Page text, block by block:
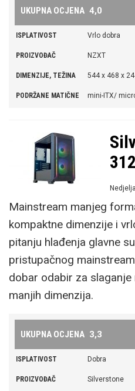
USTUPITELJ I CIJENA Corsair
MAX. VISINA
HLADNJAKA
170 mm
UKUPNA OCJENA 4,0
ISPLATIVOST Vrlo dobra
PROIZVOĐAČ NZXT
DIMENZIJE, TEŽINA 544 x 468 x
PODRŽANE MATIČNE mini-ITX/
kompletno metalna konstrukcija,
hlađenja, prostrana unutrašnjost,
vodenih hlađenja, mogućnost
MINUS nešto veće
tower, izostanak stražnjeg
ventilatore većeg promjera,
USTUPITELJ I CIJENA NZXT
MAX. VISINA
HLADNJAKA
185 mm
MAX. DUŽINA
GRAFIČKE KARTICE
410 mm
312
Mainstream manjeg
kompaktne dimenzije i
pitanju hlađenja glavne
pristupačnog
dobar odabir za
manjih dimenzija.
UKUPNA OCJENA 3,3
ISPLATIVOST Dobra
PROIZVOĐAČ Silverstone